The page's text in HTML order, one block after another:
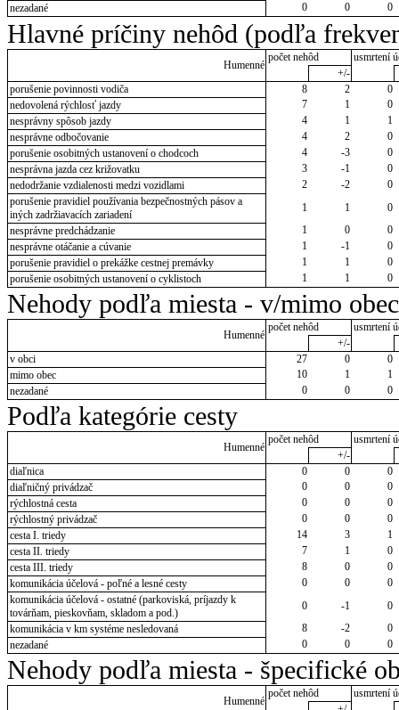
nezadané
0 0 0
Hlavné príčiny nehôd (podľa
Humenné
počet nehôd
usmrtení
+/-
porušenie povinnosti vodiča
8 2
0
nedovolená rýchlosť jazdy
7 1
0
nesprávny spôsob jazdy
4 1
1
nesprávne odbočovanie
4 2
0
porušenie osobitných ustanovení o chodcoch
4 -3
0
nesprávna jazda cez križovatku
3 -1
0
nedodržanie vzdialenosti medzi vozidlami
2 -2
0
porušenie pravidiel používania bezpečnostných pásov a
iných zadržiavacích zariadení
1 1
0
nesprávne predchádzanie
1 0
0
nesprávne otáčanie a cúvanie
1 -1
0
porušenie pravidiel o prekážke cestnej premávky
1 1
0
porušenie osobitných ustanovení o cyklistoch
1 1 0
Nehody podľa miesta - v/mimo obec
Humenné
počet nehôd
usmrtení
+/-
v obci
27 0
0
mimo obec
10 1
1
nezadané
0 0 0
Podľa kategórie cesty
Humenné
počet nehôd
usmrtení
+/-
diaľnica
0 0
0
diaľničný privádzač
0 0
0
rýchlostná cesta
0 0
0
rýchlostný privádzač
0 0
0
cesta I. triedy
14 3
1
cesta II. triedy
7 1
0
cesta III. triedy
8 0
0
komunikácia účelová - poľné a lesné cesty
0 0
0
komunikácia účelová - ostatné (parkoviská, príjazdy k
továrňam, pieskovňam, skladom a pod.)
0 -1
0
komunikácia v km systéme nesledovaná
8 -2
0
nezadané
0 0 0
Nehody podľa miesta - špecifické
Humenné
počet nehôd
usmrtení